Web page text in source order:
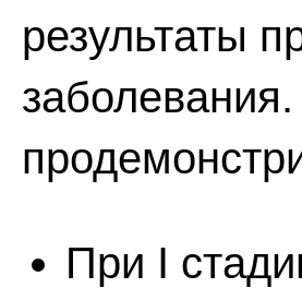
результаты
При I